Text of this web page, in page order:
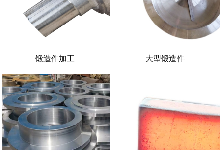
锻造件加工 大型锻造件